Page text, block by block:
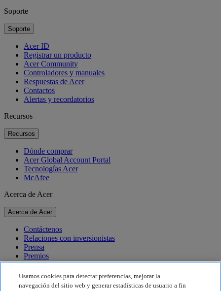
Soporte
Soporte
Acer ID
Registrar un producto
Acer Community
Controladores y manuales
Respuestas de Acer
Contactos
Alertas y recordatorios
Recursos
Recursos
Dónde comprar
Acer Global Account Portal
Tecnologías Acer
McAfee
Acerca de Acer
Acerca de Acer
Contáctenos
Relaciones con inversionistas
Prensa
Premios
Eventos
Sostenibilidad
Usamos cookies para detectar preferencias, mejorar la
navegación del sitio web y generar estadísticas de usuario a fin